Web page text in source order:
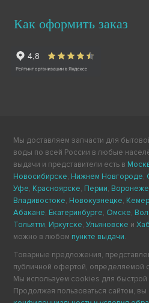
Как оформить заказ
Мы доставляем запчасти для
воды по всей России в любые
выдачи и представители есть в
Новосибирске, Нижнем Новгороде,
Уфе, Красноярске, Перми, Воронеже
Владивостоке, Новокузнецке,
Абакане, Екатеринбурге, Омске,
Тольятти, Иркутске,Ульяновске и
можно в любом пункте выдачи.
Товарные предложения,
публичной офертой, определяемой
Мы используем cookies для быстрой
Продолжая пользоваться сайтом, вы